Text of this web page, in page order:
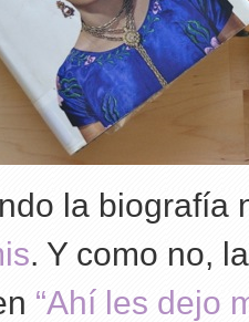
la biografía
. Y como no,
“Ahí les dejo